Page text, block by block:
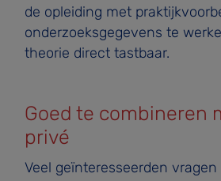
de opleiding met
onderzoeksgegevens te
theorie direct tastbaar.
Goed te combineren
privé
Veel geïnteresseerden